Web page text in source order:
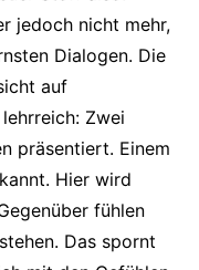
jedoch nicht mehr,
Dialogen. Die
auf
Zwei
präsentiert. Einem
Hier wird
fühlen
Das spornt